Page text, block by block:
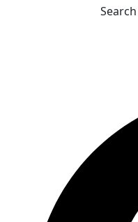
Search